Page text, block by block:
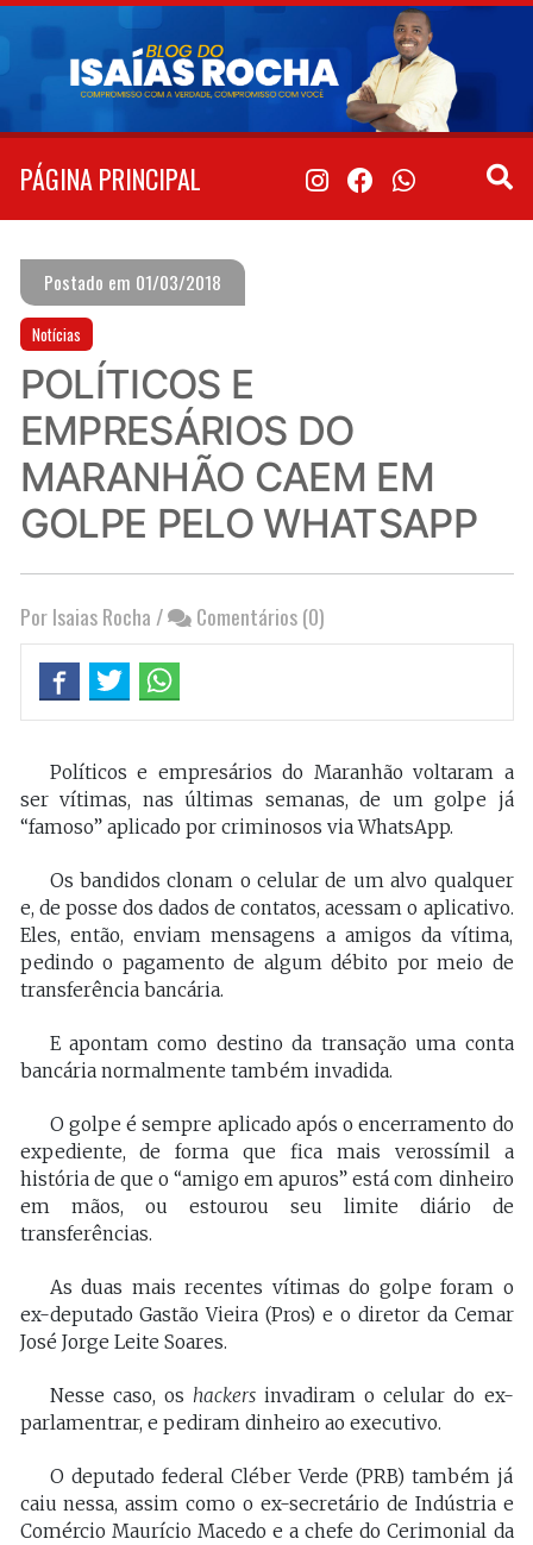
Pular
conteúdo
PÁGINA PRINCIPAL
Postado em 01/03/2018
Notícias
POLÍTICOS E
EMPRESÁRIOS DO
MARANHÃO CAEM EM
GOLPE PELO WHATSAPP
Por Isaias Rocha / Comentários (0)
Políticos e empresários do Maranhão voltaram a
ser vítimas, nas últimas semanas, de um golpe já
“famoso” aplicado por criminosos via WhatsApp.
Os bandidos clonam o celular de um alvo qualquer
e, de posse dos dados de contatos, acessam o aplicativo.
Eles, então, enviam mensagens a amigos da vítima,
pedindo o pagamento de algum débito por meio de
transferência bancária.
E apontam como destino da transação uma conta
bancária normalmente também invadida.
O golpe é sempre aplicado após o encerramento do
expediente, de forma que fica mais verossímil a
história de que o “amigo em apuros” está com dinheiro
em mãos, ou estourou seu limite diário de
transferências.
As duas mais recentes vítimas do golpe foram o
ex-deputado Gastão Vieira (Pros) e o diretor da Cemar
José Jorge Leite Soares.
Nesse caso, os hackersinvadiram o celular do ex-
parlamentrar, e pediram dinheiro ao executivo.
O deputado federal Cléber Verde (PRB) também já
caiu nessa, assim como o ex-secretário de Indústria e
Comércio Maurício Macedo e a chefe do Cerimonial da